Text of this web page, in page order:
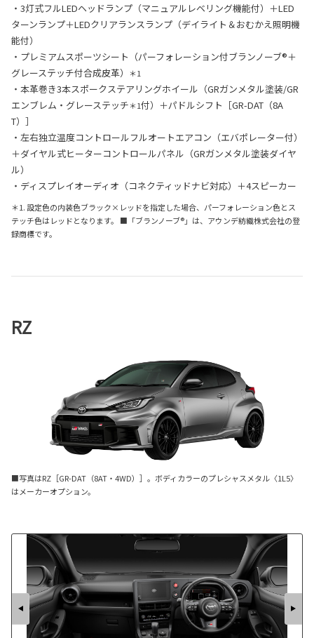
・3灯式フルLEDヘッドランプ（マニュアルレベリング機能付）＋LED
ターンランプ＋LEDクリアランスランプ（デイライト＆おむかえ照明機
能付）
・プレミアムスポーツシート（パーフォレーション付ブランノーブ®＋
グレーステッチ付合成皮革）
＊1
・本革巻き3本スポークステアリングホイール（GRガンメタル塗装/GR
エンブレム・グレーステッチ＊1付）＋パドルシフト［GR-DAT（8A
T）］
・左右独立温度コントロールフルオートエアコン（エバポレーター付）
＋ダイヤル式ヒーターコントロールパネル（GRガンメタル塗装ダイヤ
ル）
・ディスプレイオーディオ（コネクティッドナビ対応）＋4スピーカー
＊1. 設定色の内装色ブラック×レッドを指定した場合、パーフォレーション色とス
テッチ色はレッドとなります。 ■「ブランノーブ®」は、アウンデ紡織株式会社の登
録商標です。
RZ
■写真はRZ［GR-DAT（8AT・4WD）］。ボディカラーのプレシャスメタル〈1L5〉
はメーカーオプション。